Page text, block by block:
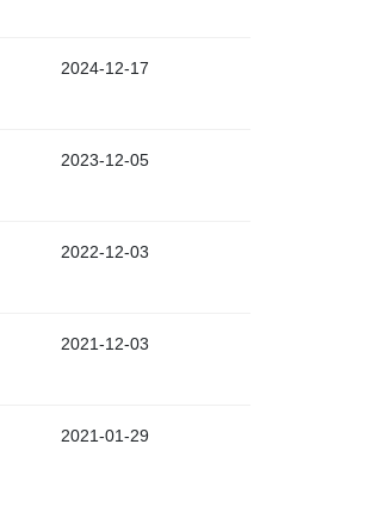
2024-12-17
2023-12-05
2022-12-03
2021-12-03
2021-01-29